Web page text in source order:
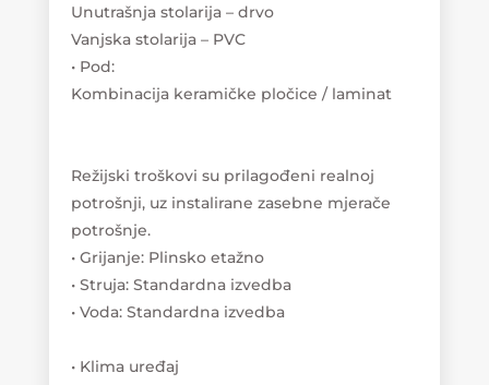
Unutrašnja stolarija – drvo
Vanjska stolarija – PVC
• Pod:
Kombinacija keramičke pločice / laminat
Režijski troškovi su prilagođeni realnoj
potrošnji, uz instalirane zasebne mjerače
potrošnje.
• Grijanje: Plinsko etažno
• Struja: Standardna izvedba
• Voda: Standardna izvedba
• Klima uređaj